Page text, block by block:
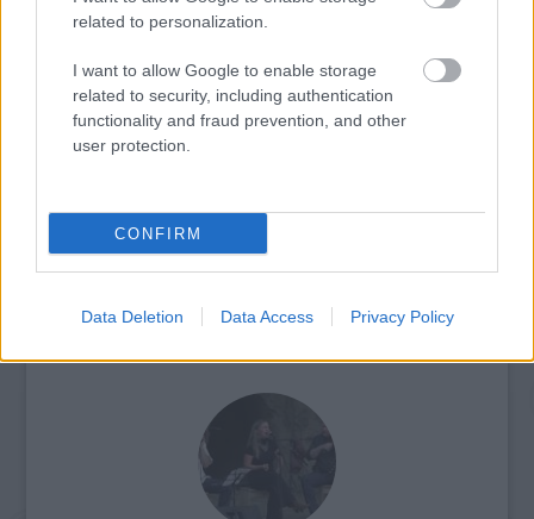
related to personalization.
I want to allow Google to enable storage
related to security, including authentication
functionality and fraud prevention, and other
user protection.
CONFIRM
Data Deletion Data Access Privacy Policy
ELSTARTOLT A MŰVÉSZETEK VÖLGYE
AZ EMBERSÉG ÜNNEPE